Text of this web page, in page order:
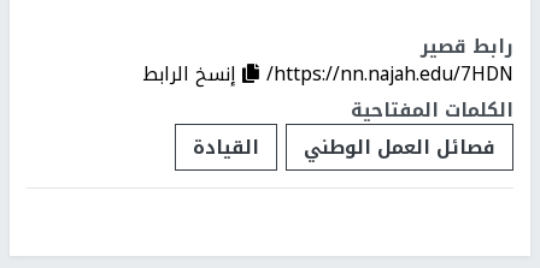
رابط قصير
https://nn.najah.edu/7HDN/
إنسخ الرابط
الكلمات المفتاحية
فصائل العمل الوطني
القيادة